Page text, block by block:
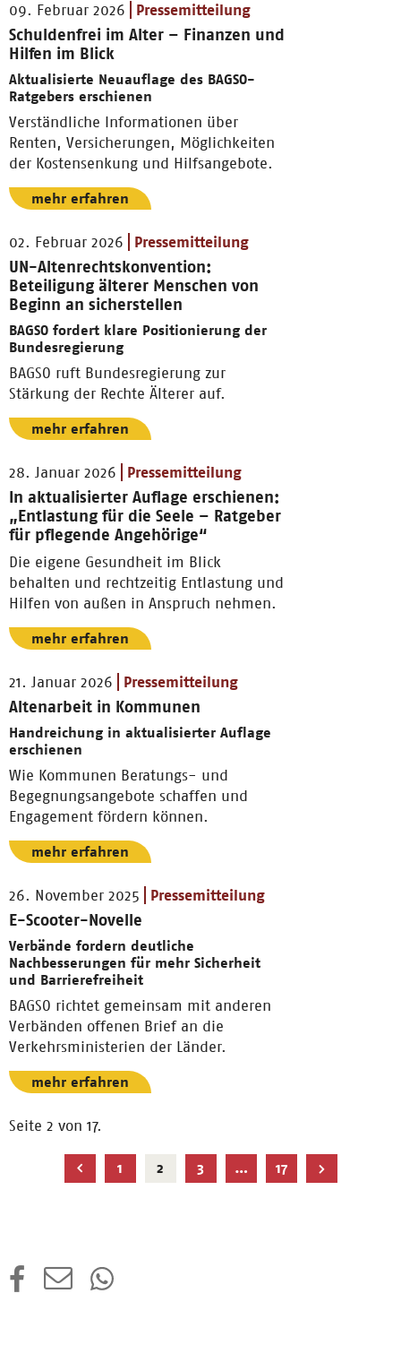
09. Februar 2026 Pressemitteilung
Schuldenfrei im Alter – Finanzen und
Hilfen im Blick
Aktualisierte Neuauflage des BAGSO-
Ratgebers erschienen
Verständliche Informationen über
Renten, Versicherungen, Möglichkeiten
der Kostensenkung und Hilfsangebote.
mehr erfahren
02. Februar 2026 Pressemitteilung
UN-Altenrechtskonvention:
Beteiligung älterer Menschen von
Beginn an sicherstellen
BAGSO fordert klare Positionierung der
Bundesregierung
BAGSO ruft Bundesregierung zur
Stärkung der Rechte Älterer auf.
mehr erfahren
28. Januar 2026 Pressemitteilung
In aktualisierter Auflage erschienen:
„Entlastung für die Seele – Ratgeber
für pflegende Angehörige“
Die eigene Gesundheit im Blick
behalten und rechtzeitig Entlastung und
Hilfen von außen in Anspruch nehmen.
mehr erfahren
21. Januar 2026 Pressemitteilung
Altenarbeit in Kommunen
Handreichung in aktualisierter Auflage
erschienen
Wie Kommunen Beratungs- und
Begegnungsangebote schaffen und
Engagement fördern können.
mehr erfahren
26. November 2025 Pressemitteilung
E-Scooter-Novelle
Verbände fordern deutliche
Nachbesserungen für mehr Sicherheit
und Barrierefreiheit
BAGSO richtet gemeinsam mit anderen
Verbänden offenen Brief an die
Verkehrsministerien der Länder.
mehr erfahren
Seite 2 von 17.
1 2 Aktuelle
Seite
3 … 17